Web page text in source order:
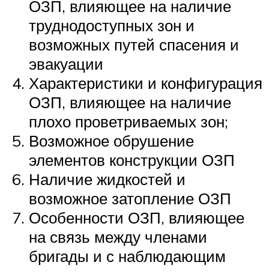
ОЗП, влияющее на наличие
труднодоступных зон и
возможных путей спасения и
эвакуации
Характеристики и конфигурация
ОЗП, влияющее на наличие
плохо проветриваемых зон;
Возможное обрушение
элементов конструкции ОЗП
Наличие жидкостей и
возможное затопление ОЗП
Особенности ОЗП, влияющее
на связь между членами
бригады и с наблюдающим